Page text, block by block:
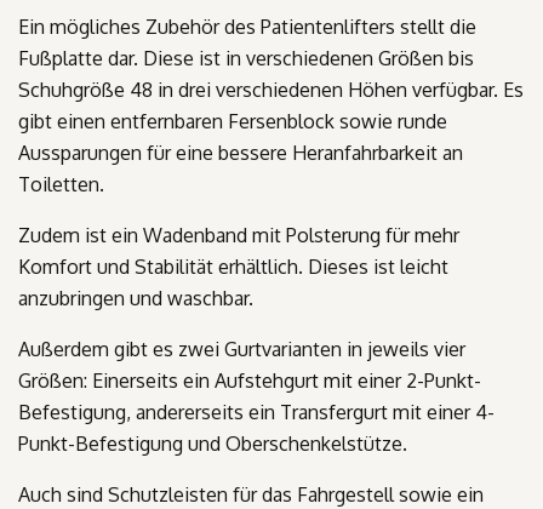
Ein mögliches Zubehör des Patientenlifters stellt die
Fußplatte dar. Diese ist in verschiedenen Größen bis
Schuhgröße 48 in drei verschiedenen Höhen verfügbar. Es
gibt einen entfernbaren Fersenblock sowie runde
Aussparungen für eine bessere Heranfahrbarkeit an
Toiletten.
Zudem ist ein Wadenband mit Polsterung für mehr
Komfort und Stabilität erhältlich. Dieses ist leicht
anzubringen und waschbar.
Außerdem gibt es zwei Gurtvarianten in jeweils vier
Größen: Einerseits ein Aufstehgurt mit einer 2-Punkt-
Befestigung, andererseits ein Transfergurt mit einer 4-
Punkt-Befestigung und Oberschenkelstütze.
Auch sind Schutzleisten für das Fahrgestell sowie ein